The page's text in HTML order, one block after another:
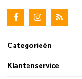
Categorieën
Klantenservice